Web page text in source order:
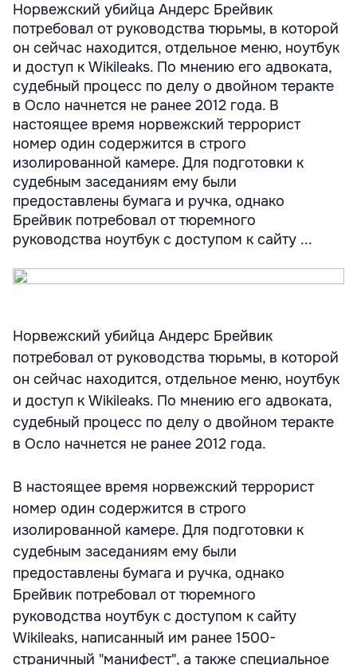
Норвежский убийца Андерс Брейвик
потребовал от руководства тюрьмы, в которой
он сейчас находится, отдельное меню, ноутбук
и доступ к Wikileaks. По мнению его адвоката,
судебный процесс по делу о двойном теракте
в Осло начнется не ранее 2012 года. В
настоящее время норвежский террорист
номер один содержится в строго
изолированной камере. Для подготовки к
судебным заседаниям ему были
предоставлены бумага и ручка, однако
Брейвик потребовал от тюремного
руководства ноутбук с доступом к сайту ...
Норвежский убийца Андерс Брейвик
потребовал от руководства тюрьмы, в которой
он сейчас находится, отдельное меню, ноутбук
и доступ к Wikileaks. По мнению его адвоката,
судебный процесс по делу о двойном теракте
в Осло начнется не ранее 2012 года.
В настоящее время норвежский террорист
номер один содержится в строго
изолированной камере. Для подготовки к
судебным заседаниям ему были
предоставлены бумага и ручка, однако
Брейвик потребовал от тюремного
руководства ноутбук с доступом к сайту
Wikileaks, написанный им ранее 1500-
страничный "манифест", а также специальное